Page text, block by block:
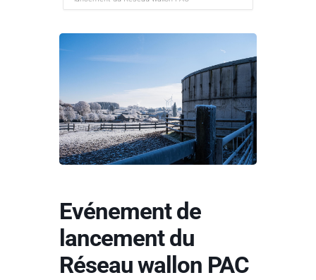
Evénement de
lancement du
Réseau wallon PAC